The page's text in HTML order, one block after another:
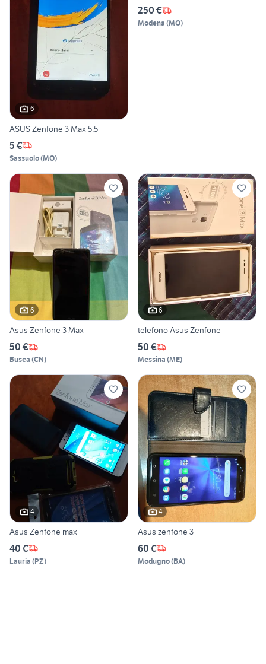
6
ASUS Zenfone 3 Max 5.5
5 €
Sassuolo(MO)
250 €
Modena (MO)
6
Asus Zenfone 3 Max
50 €
Busca (CN)
6
telefono Asus Zenfone
50 €
Messina (ME)
4
Asus Zenfone max
40 €
Lauria (PZ)
4
Asus zenfone 3
60 €
Modugno(BA)